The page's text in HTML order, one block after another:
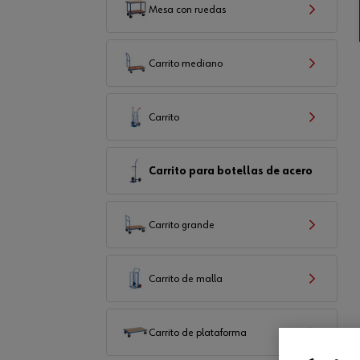
Mesa con ruedas
Carrito mediano
Carrito
Carrito para botellas de acero
Carrito grande
Carrito de malla
Carrito de plataforma